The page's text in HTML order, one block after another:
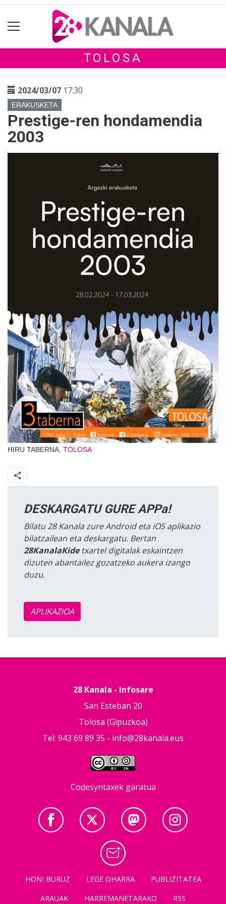
TOLOSA
2024/03/07 17:30
ERAKUSKETA
Prestige-ren hondamendia
2003
HIRU TABERNA, TOLOSA
DESKARGATU GURE APPa!
Bilatu 28 Kanala zure Android eta iOS aplikazio
bilatzailean eta deskargatu. Bertan
28KanalaKidetxartel digitalak eskaintzen
dizuten abantailez gozatzeko aukera izango
duzu.
APLIKAZIOA
28 Kanala - Infosare
San Esteban 20
Tolosa (Gipuzkoa)
Tel: 943 69 89 35 - info@28kanala.eus
Codesyntaxek garatua
HONI BURUZ LEGE OHARRA
PUBLIZITATEA
ARAUAK
HARREMANETARAKO RSS